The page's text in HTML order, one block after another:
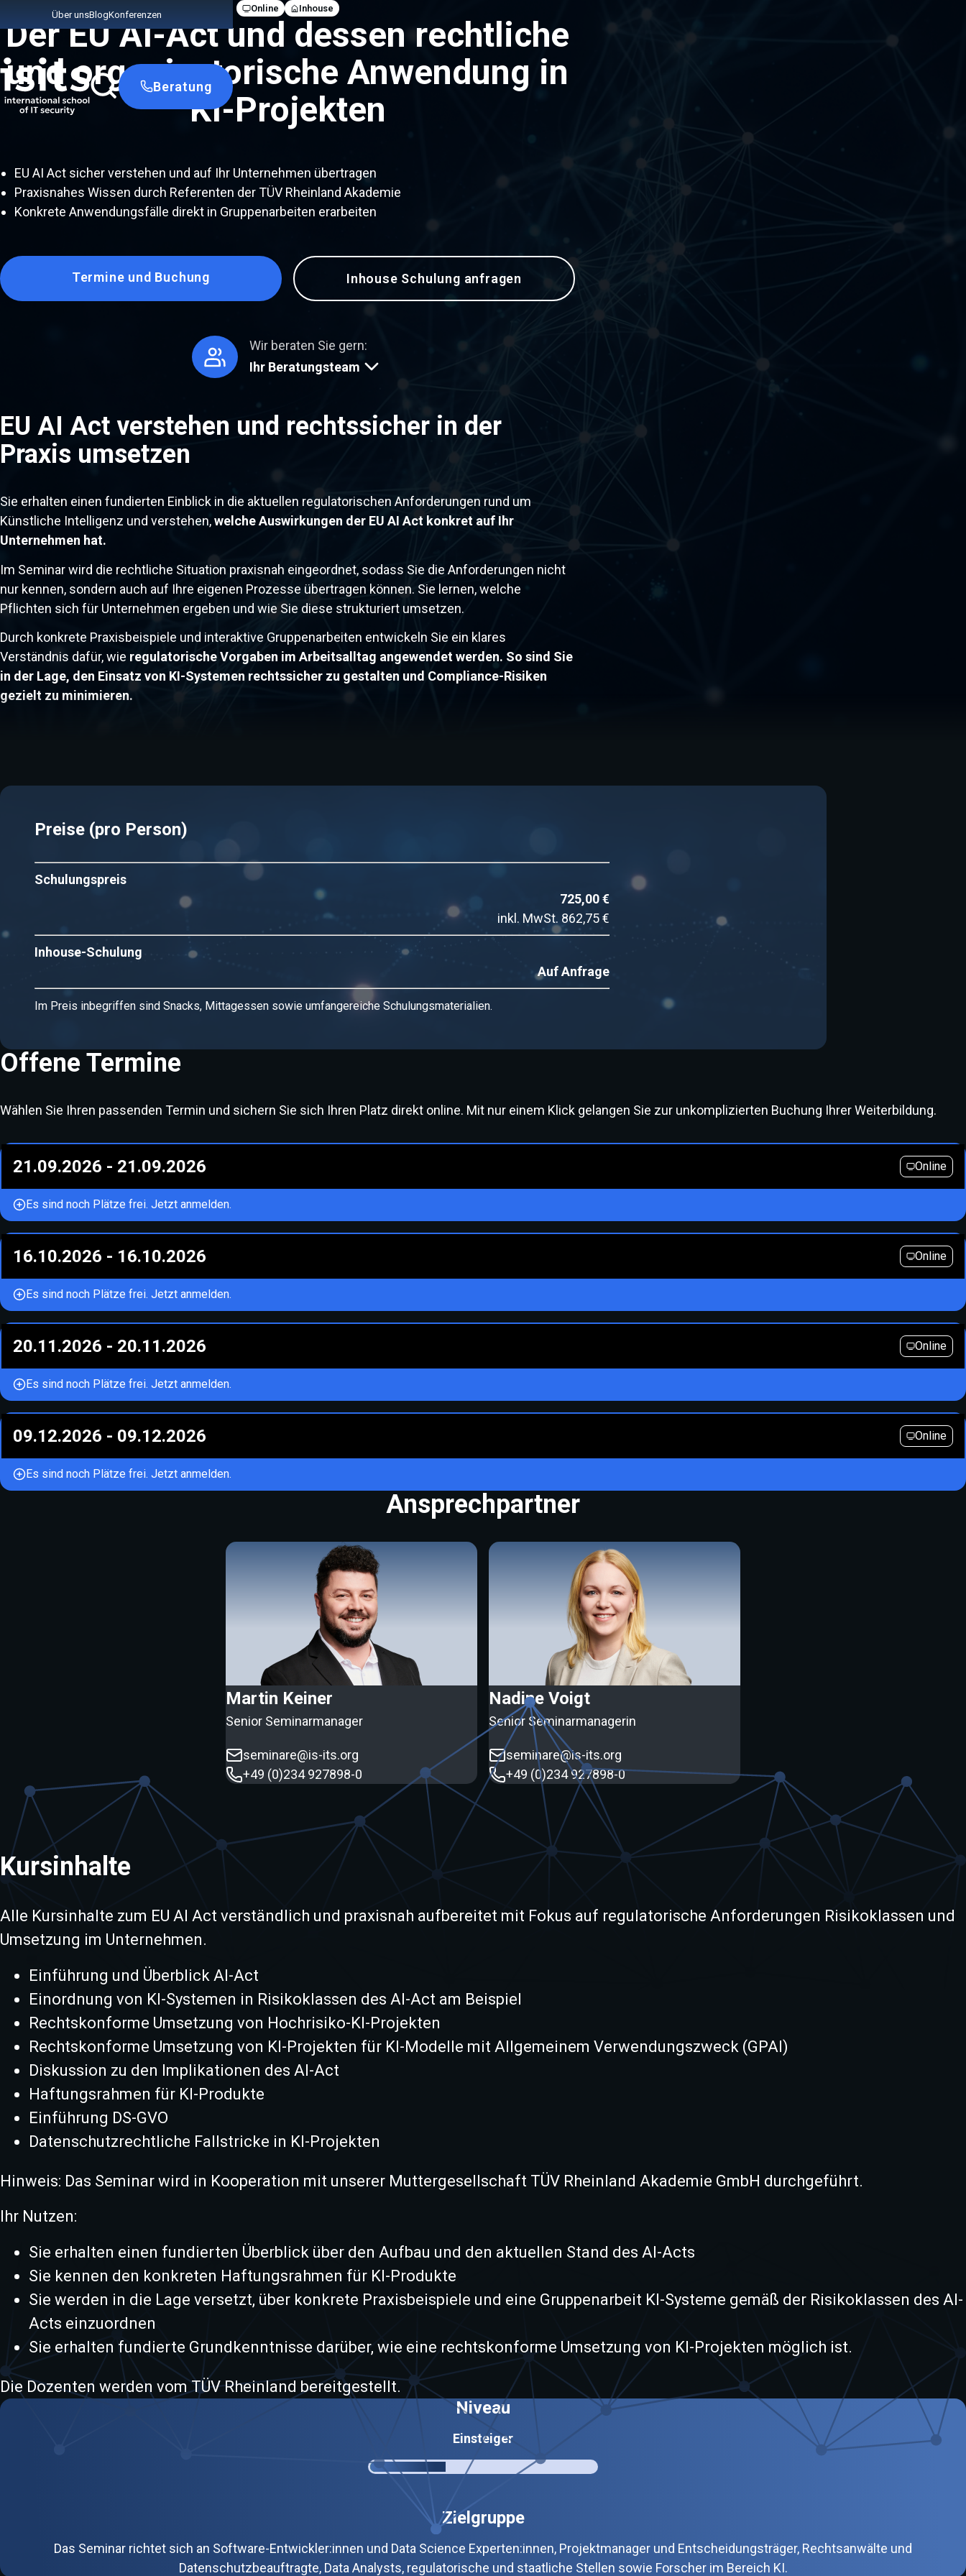
Über unsBlogKonferenzen
Link zur Startseite
Beratung
Online Inhouse
Der EU AI-Act und dessen rechtliche
und organisatorische Anwendung in
KI-Projekten
EU AI Act sicher verstehen und auf Ihr Unternehmen übertragen
Praxisnahes Wissen durch Referenten der TÜV Rheinland Akademie
Konkrete Anwendungsfälle direkt in Gruppenarbeiten erarbeiten
Termine und Buchung Inhouse Schulung anfragen
Wir beraten Sie gern:
Ihr Beratungsteam
EU AI Act verstehen und rechtssicher in der
Praxis umsetzen
Sie erhalten einen fundierten Einblick in die aktuellen regulatorischen Anforderungen rund um
Künstliche Intelligenz und verstehen,welche Auswirkungen der EU AI Act konkret auf Ihr
Unternehmen hat.
Im Seminar wird die rechtliche Situation praxisnah eingeordnet, sodass Sie die Anforderungen nicht
nur kennen, sondern auch auf Ihre eigenen Prozesse übertragen können. Sie lernen, welche
Pflichten sich für Unternehmen ergeben und wie Sie diese strukturiert umsetzen.
Durch konkrete Praxisbeispiele und interaktive Gruppenarbeiten entwickeln Sie ein klares
Verständnis dafür, wie regulatorische Vorgaben im Arbeitsalltag angewendet werden. So sind Sie
in der Lage, den Einsatz von KI-Systemen rechtssicher zu gestalten und Compliance-Risiken
gezielt zu minimieren.
Preise (pro Person)
Schulungspreis
725,00 €
inkl. MwSt. 862,75 €
Inhouse-Schulung
Auf Anfrage
Im Preis inbegriffen sind Snacks, Mittagessen sowie umfangereiche Schulungsmaterialien.
Offene Termine
Wählen Sie Ihren passenden Termin und sichern Sie sich Ihren Platz direkt online. Mit nur einem Klick gelangen Sie zur unkomplizierten Buchung Ihrer Weiterbildung.
21.09.2026 - 21.09.2026 Online
Es sind noch Plätze frei. Jetzt anmelden.
16.10.2026 - 16.10.2026 Online
Es sind noch Plätze frei. Jetzt anmelden.
20.11.2026 - 20.11.2026 Online
Es sind noch Plätze frei. Jetzt anmelden.
09.12.2026 - 09.12.2026 Online
Es sind noch Plätze frei. Jetzt anmelden.
Ansprechpartner
Martin Keiner
Senior Seminarmanager
seminare@is-its.org
+49 (0)234 927898-0
Nadine Voigt
Senior Seminarmanagerin
seminare@is-its.org
+49 (0)234 927898-0
Kursinhalte
Alle Kursinhalte zum EU AI Act verständlich und praxisnah aufbereitet mit Fokus auf regulatorische Anforderungen Risikoklassen und
Umsetzung im Unternehmen.
Einführung und Überblick AI-Act
Einordnung von KI-Systemen in Risikoklassen des AI-Act am Beispiel
Rechtskonforme Umsetzung von Hochrisiko-KI-Projekten
Rechtskonforme Umsetzung von KI-Projekten für KI-Modelle mit Allgemeinem Verwendungszweck (GPAI)
Diskussion zu den Implikationen des AI-Act
Haftungsrahmen für KI-Produkte
Einführung DS-GVO
Datenschutzrechtliche Fallstricke in KI-Projekten
Hinweis: Das Seminar wird in Kooperation mit unserer Muttergesellschaft TÜV Rheinland Akademie GmbH durchgeführt.
Ihr Nutzen:
Sie erhalten einen fundierten Überblick über den Aufbau und den aktuellen Stand des AI-Acts
Sie kennen den konkreten Haftungsrahmen für KI-Produkte
Sie werden in die Lage versetzt, über konkrete Praxisbeispiele und eine Gruppenarbeit KI-Systeme gemäß der Risikoklassen des AI-
Acts einzuordnen
Sie erhalten fundierte Grundkenntnisse darüber, wie eine rechtskonforme Umsetzung von KI-Projekten möglich ist.
Die Dozenten werden vom TÜV Rheinland bereitgestellt.
Niveau
Einsteiger
Zielgruppe
Das Seminar richtet sich an Software-Entwickler:innen und Data Science Experten:innen, Projektmanager und Entscheidungsträger, Rechtsanwälte und
Datenschutzbeauftragte, Data Analysts, regulatorische und staatliche Stellen sowie Forscher im Bereich KI.